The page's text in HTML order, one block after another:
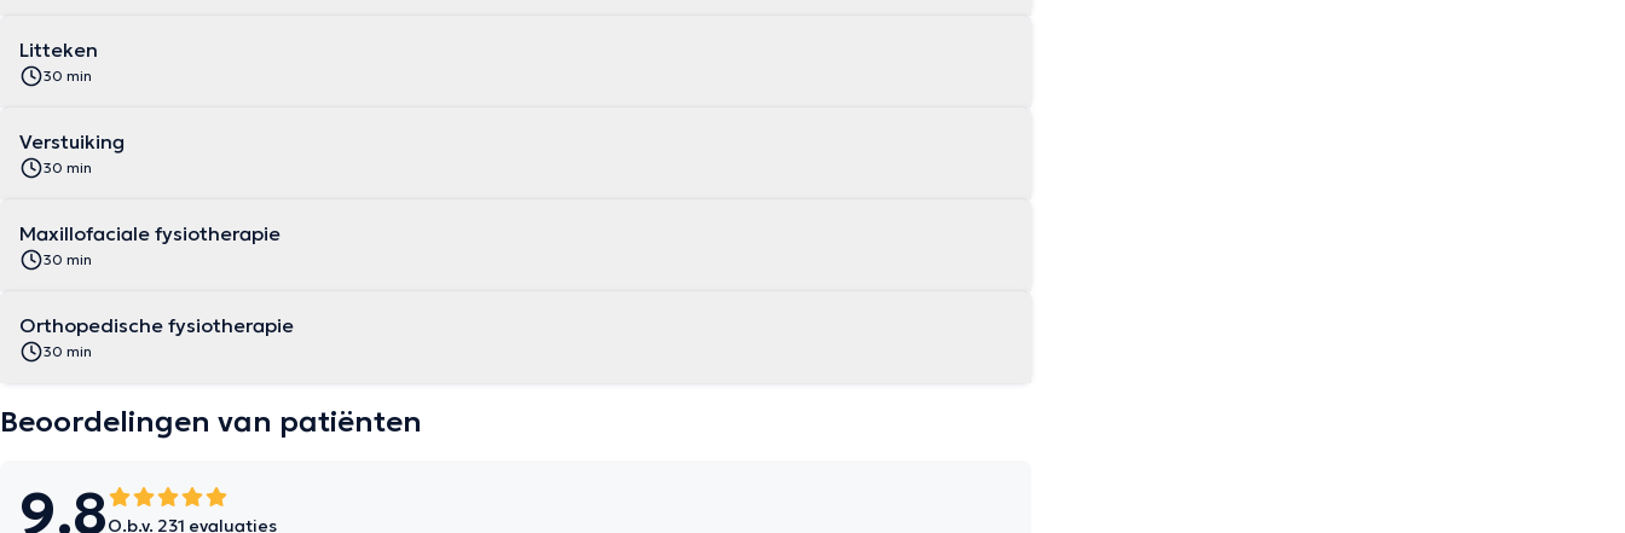
Litteken
30 min
Verstuiking
30 min
Maxillofaciale fysiotherapie
30 min
Orthopedische fysiotherapie
30 min
Beoordelingen van patiënten
9.8O.b.v. 231 evaluaties